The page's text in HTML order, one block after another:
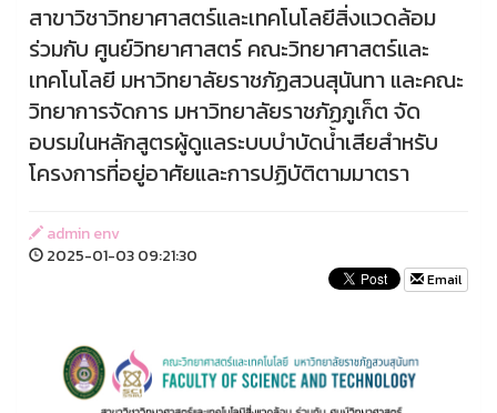
สาขาวิชาวิทยาศาสตร์และเทคโนโลยีสิ่งแวดล้อม
ร่วมกับ ศูนย์วิทยาศาสตร์ คณะวิทยาศาสตร์และ
เทคโนโลยี มหาวิทยาลัยราชภัฏสวนสุนันทา และคณะ
วิทยาการจัดการ มหาวิทยาลัยราชภัฏภูเก็ต จัด
อบรมในหลักสูตรผู้ดูแลระบบบำบัดน้ำเสียสำหรับ
โครงการที่อยู่อาศัยและการปฏิบัติตามมาตรา
admin env
2025-01-03 09:21:30
Email